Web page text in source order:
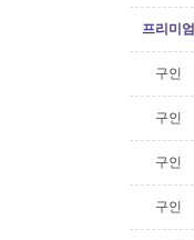
프리미엄
구인
구인
구인
구인